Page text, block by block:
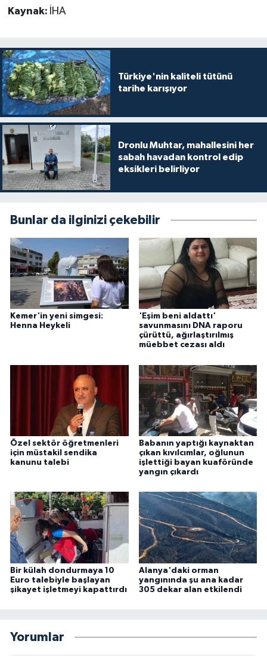
Kaynak: İHA
Türkiye'nin kaliteli tütünü
tarihe karışıyor
Dronlu Muhtar, mahallesini her
sabah havadan kontrol edip
eksikleri belirliyor
Bunlar da ilginizi çekebilir
Kemer'in yeni simgesi:
Henna Heykeli
'Eşim beni aldattı'
savunmasını DNA raporu
çürüttü, ağırlaştırılmış
müebbet cezası aldı
Özel sektör öğretmenleri
için müstakil sendika
kanunu talebi
Babanın yaptığı kaynaktan
çıkan kıvılcımlar, oğlunun
işlettiği bayan kuaföründe
yangın çıkardı
Bir külah dondurmaya 10
Euro talebiyle başlayan
şikayet işletmeyi kapattırdı
Alanya'daki orman
yangınında şu ana kadar
305 dekar alan etkilendi
Yorumlar